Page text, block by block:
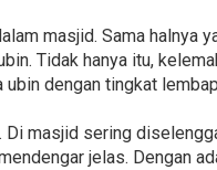
masjid. Sama halnya
Tidak hanya itu,
dengan tingkat
masjid sering
jelas. Dengan